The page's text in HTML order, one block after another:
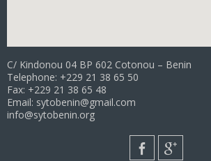
C/ Kindonou 04 BP 602 Cotonou – Benin
Telephone: +229 21 38 65 50
Fax: +229 21 38 65 48
Email: sytobenin@gmail.com
info@sytobenin.org